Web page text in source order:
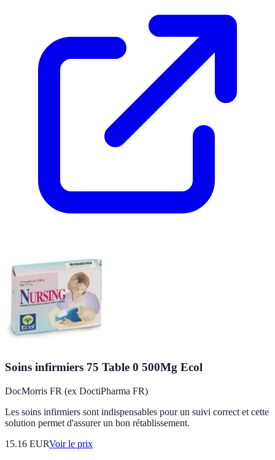
Soins infirmiers 75 Table 0 500Mg Ecol
DocMorris FR (ex DoctiPharma FR)
Les soins infirmiers sont indispensables pour un suivi correct et cette
solution permet d'assurer un bon rétablissement.
15.16 EURVoir le prix